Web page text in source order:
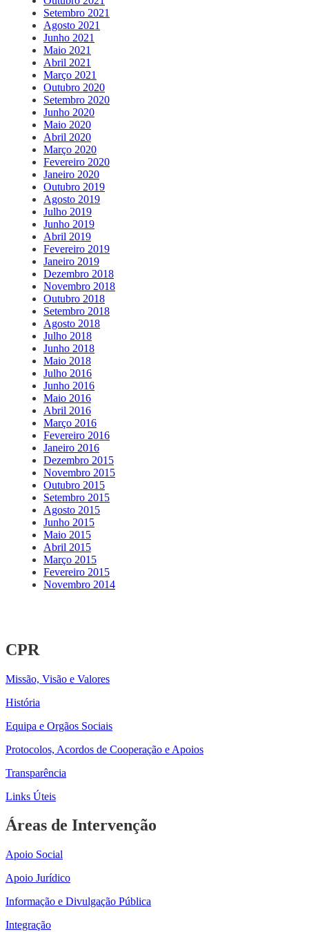
Setembro 2021
Agosto 2021
Junho 2021
Maio 2021
Abril 2021
Março 2021
Outubro 2020
Setembro 2020
Junho 2020
Maio 2020
Abril 2020
Março 2020
Fevereiro 2020
Janeiro 2020
Outubro 2019
Agosto 2019
Julho 2019
Junho 2019
Abril 2019
Fevereiro 2019
Janeiro 2019
Dezembro 2018
Novembro 2018
Outubro 2018
Setembro 2018
Agosto 2018
Julho 2018
Junho 2018
Maio 2018
Julho 2016
Junho 2016
Maio 2016
Abril 2016
Março 2016
Fevereiro 2016
Janeiro 2016
Dezembro 2015
Novembro 2015
Outubro 2015
Setembro 2015
Agosto 2015
Junho 2015
Maio 2015
Abril 2015
Março 2015
Fevereiro 2015
Novembro 2014
CPR
Missão, Visão e Valores
História
Equipa e Orgãos Sociais
Protocolos, Acordos de Cooperação e Apoios
Transparência
Links Úteis
Áreas de Intervenção
Apoio Social
Apoio Jurídico
Informação e Divulgação Pública
Integração